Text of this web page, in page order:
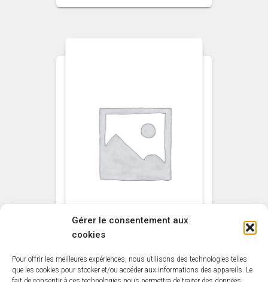
Gérer le consentement aux
cookies
Pour offrir les meilleures expériences, nous utilisons des technologies telles
que les cookies pour stocker et/ou accéder aux informations des appareils. Le
NON CLASSÉ